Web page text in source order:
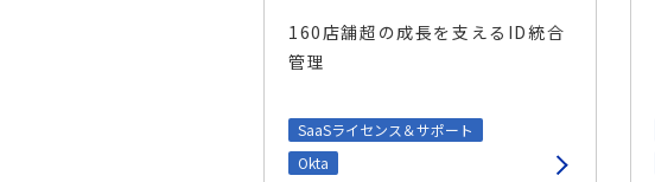
160店舗超の成長を支えるID統合
管理
SaaSライセンス＆サポート
Okta